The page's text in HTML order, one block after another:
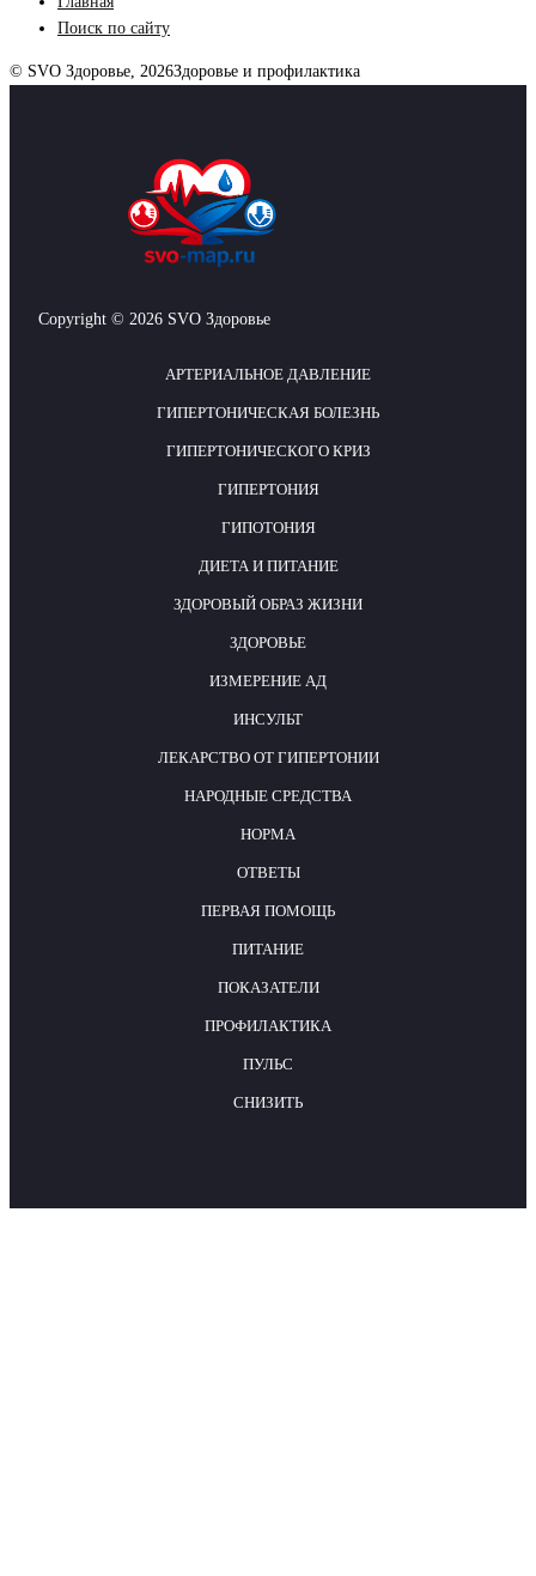
Поиск по сайту
© SVO Здоровье, 2026Здоровье и профилактика
Copyright © 2026 SVO Здоровье
АРТЕРИАЛЬНОЕ ДАВЛЕНИЕ
ГИПЕРТОНИЧЕСКАЯ БОЛЕЗНЬ
ГИПЕРТОНИЧЕСКОГО КРИЗ
ГИПЕРТОНИЯ
ГИПОТОНИЯ
ДИЕТА И ПИТАНИЕ
ЗДОРОВЫЙ ОБРАЗ ЖИЗНИ
ЗДОРОВЬЕ
ИЗМЕРЕНИЕ АД
ИНСУЛЬТ
ЛЕКАРСТВО ОТ ГИПЕРТОНИИ
НАРОДНЫЕ СРЕДСТВА
НОРМА
ОТВЕТЫ
ПЕРВАЯ ПОМОЩЬ
ПИТАНИЕ
ПОКАЗАТЕЛИ
ПРОФИЛАКТИКА
ПУЛЬС
СНИЗИТЬ